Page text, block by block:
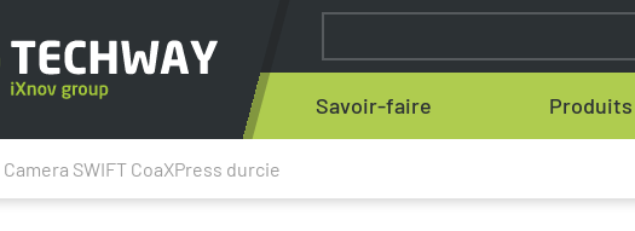
Savoir-faire Produits
Camera SWIFT CoaXPress durcie